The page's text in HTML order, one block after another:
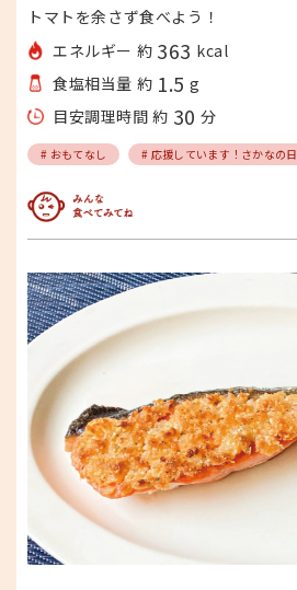
トマトを余さず食べよう！
エネルギー 約 363 kcal
食塩相当量 約 1.5 g
目安調理時間 約 30 分
# おもてなし # 応援しています！さかなの日
みんな食べてみてね